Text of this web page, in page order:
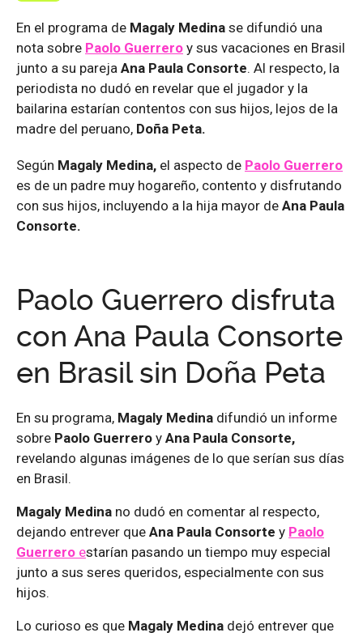
En el programa de Magaly Medina se difundió una
nota sobre Paolo Guerrero y sus vacaciones en Brasil
junto a su pareja Ana Paula Consorte. Al respecto, la
periodista no dudó en revelar que el jugador y la
bailarina estarían contentos con sus hijos, lejos de la
madre del peruano, Doña Peta.
Según Magaly Medina, el aspecto de Paolo Guerrero
es de un padre muy hogareño, contento y disfrutando
con sus hijos, incluyendo a la hija mayor de Ana Paula
Consorte.
Paolo Guerrero disfruta
con Ana Paula Consorte
en Brasil sin Doña Peta
En su programa, Magaly Medina difundió un informe
sobre Paolo Guerrero y Ana Paula Consorte,
revelando algunas imágenes de lo que serían sus días
en Brasil.
Magaly Medina no dudó en comentar al respecto,
dejando entrever que Ana Paula Consorte y Paolo
Guerrero estarían pasando un tiempo muy especial
junto a sus seres queridos, especialmente con sus
hijos.
Lo curioso es que Magaly Medina dejó entrever que